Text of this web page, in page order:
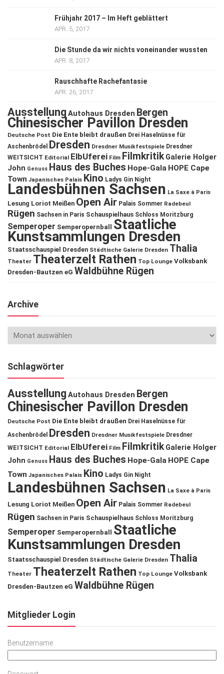
Frühjahr 2017 – Im Heft geblättert
APR. 5, 2017
Die Stunde da wir nichts voneinander wussten
APR. 8, 2017
Rauschhafte Rachefantasie
APR. 26, 2017
Ausstellung Autohaus Dresden Bergen
Chinesischer Pavillon Dresden
Deutsche Post Die Ente bleibt draußen Drei Haselnüsse für
Aschenbrödel
Dresden Dresdner Musikfestspiele Dresdner
WEITSICHT Editorial ElbUferei Film Filmkritik Galerie Holger
John Genuss Haus des Buches Hope-Gala HOPE Cape
Town Japanisches Palais Kino Ladys Gin Night
Landesbühnen Sachsen La Saxe à Paris
Lesung Loriot Meißen Open Air Palais Sommer Radebeul
Rügen Sachsen in Paris Schauspielhaus Schloss Moritzburg
Semperoper Semperopernball Staatliche
Kunstsammlungen Dresden
Staatsschauspiel Dresden Städtische Galerie Dresden Thalia
Theater Theaterzelt Rathen Top Lounge Volksbank
Dresden-Bautzen eG Waldbühne Rügen
Archive
Schlagwörter
Ausstellung Autohaus Dresden Bergen
Chinesischer Pavillon Dresden
Deutsche Post Die Ente bleibt draußen Drei Haselnüsse für
Aschenbrödel
Dresden Dresdner Musikfestspiele Dresdner
WEITSICHT Editorial ElbUferei Film Filmkritik Galerie Holger
John Genuss Haus des Buches Hope-Gala HOPE Cape
Town Japanisches Palais Kino Ladys Gin Night
Landesbühnen Sachsen La Saxe à Paris
Lesung Loriot Meißen Open Air Palais Sommer Radebeul
Rügen Sachsen in Paris Schauspielhaus Schloss Moritzburg
Semperoper Semperopernball
Staatliche
Kunstsammlungen Dresden
Staatsschauspiel Dresden Städtische Galerie Dresden Thalia
Theater Theaterzelt Rathen Top Lounge Volksbank
Dresden-Bautzen eG Waldbühne Rügen
Mitglieder Login
Benutzername